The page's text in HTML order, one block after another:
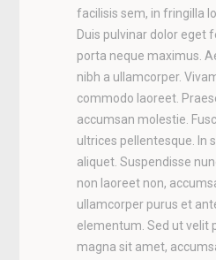
facilisis sem, in fringilla
Duis pulvinar dolor eget
porta neque maximus.
nibh a ullamcorper.
commodo laoreet.
accumsan molestie.
ultrices pellentesque. In
aliquet. Suspendisse
non laoreet non,
ullamcorper purus et
elementum. Sed ut velit
magna sit amet,